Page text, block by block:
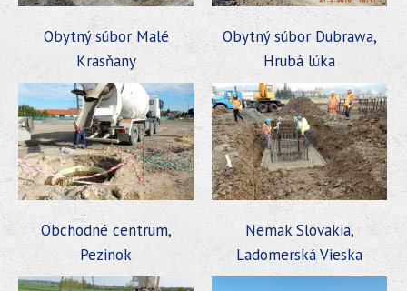
Obytný súbor Malé
Krasňany
Obytný súbor Dubrawa,
Hrubá lúka
Obchodné centrum,
Pezinok
Nemak Slovakia,
Ladomerská Vieska